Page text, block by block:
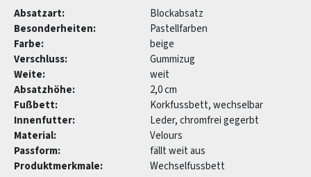
Absatzart:
Blockabsatz
Besonderheiten:
Pastellfarben
Farbe:
beige
Verschluss:
Gummizug
Weite:
weit
Absatzhöhe:
2,0 cm
Fußbett:
Korkfussbett, wechselbar
Innenfutter:
Leder, chromfrei gegerbt
Material:
Velours
Passform:
fällt weit aus
Produktmerkmale:
Wechselfussbett